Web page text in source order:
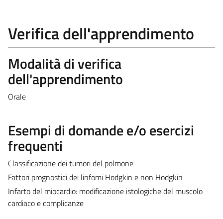
Verifica dell'apprendimento
Modalità di verifica
dell'apprendimento
Orale
Esempi di domande e/o esercizi
frequenti
Classificazione dei tumori del polmone
Fattori prognostici dei linfomi Hodgkin e non Hodgkin
Infarto del miocardio: modificazione istologiche del muscolo
cardiaco e complicanze